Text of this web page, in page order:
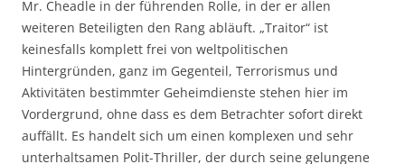
Mr. Cheadle in der führenden Rolle, in der er allen
weiteren Beteiligten den Rang abläuft. „Traitor“ ist
keinesfalls komplett frei von weltpolitischen
Hintergründen, ganz im Gegenteil, Terrorismus und
Aktivitäten bestimmter Geheimdienste stehen hier im
Vordergrund, ohne dass es dem Betrachter sofort direkt
auffällt. Es handelt sich um einen komplexen und sehr
unterhaltsamen Polit-Thriller, der durch seine gelungene